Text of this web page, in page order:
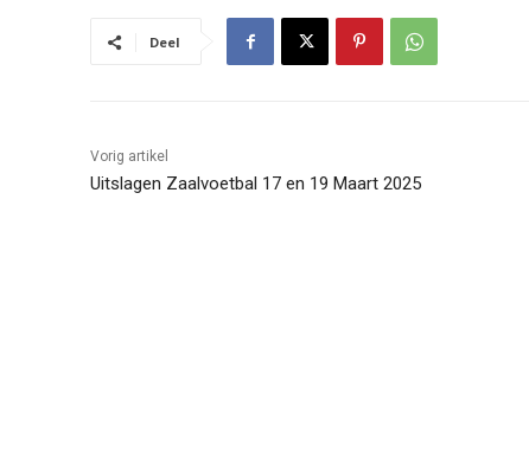
Deel
Vorig artikel
Uitslagen Zaalvoetbal 17 en 19 Maart 2025